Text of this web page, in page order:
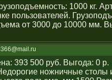
1000 кг.
пользователей.
от 3000 до 10000 мм.
393 500 руб. Выгода: 0 р.
ножничные столы